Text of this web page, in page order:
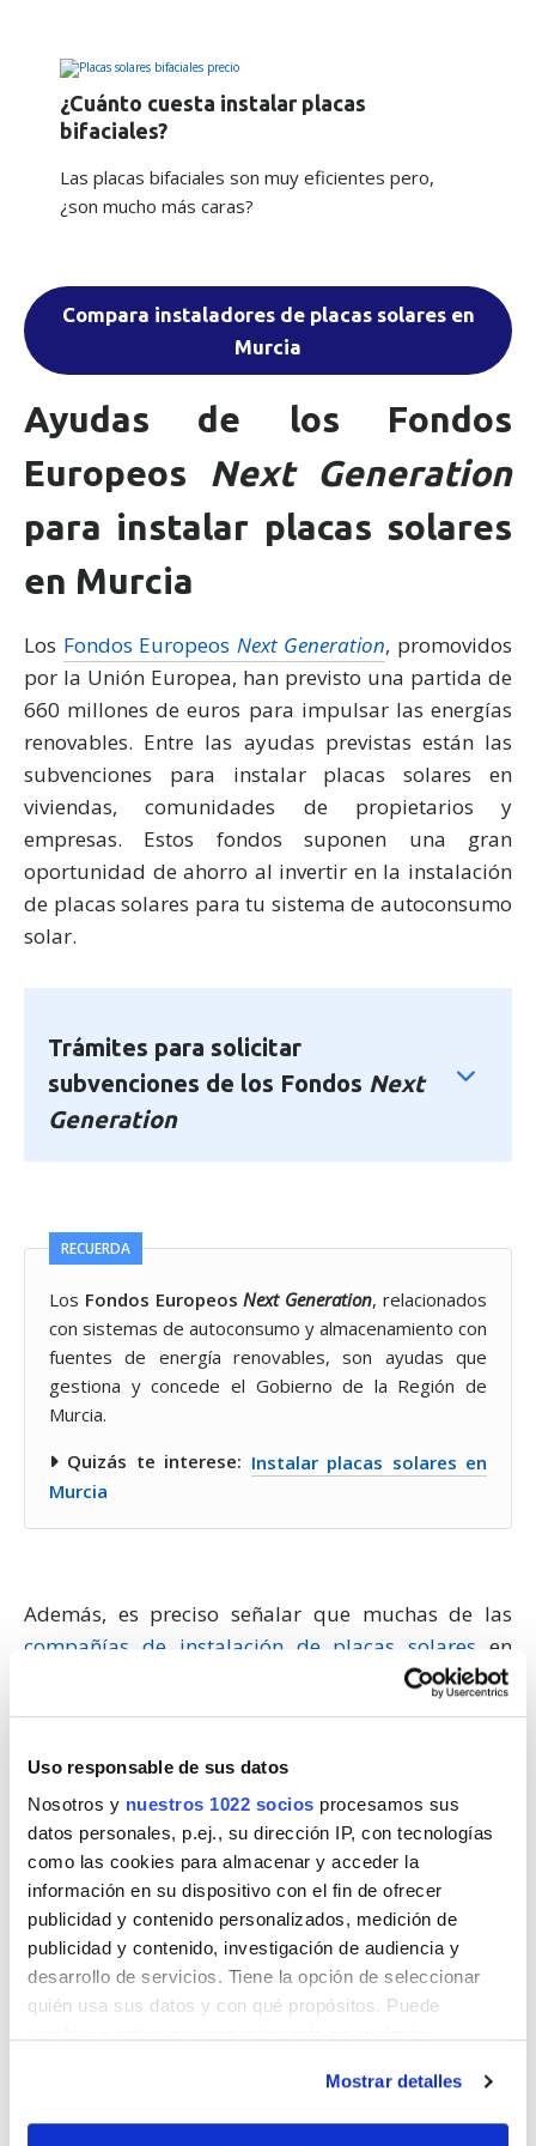
Uso responsable de sus datos
Nosotros y nuestros 1022 socios procesamos sus
datos personales, p.ej., su dirección IP, con tecnologías
como las cookies para almacenar y acceder la
información en su dispositivo con el fin de ofrecer
publicidad y contenido personalizados, medición de
publicidad y contenido, investigación de audiencia y
desarrollo de servicios. Tiene la opción de seleccionar
quién usa sus datos y con qué propósitos. Puede
Mostrar detalles
¿Cuánto cuesta instalar placas
bifaciales?
Las placas bifaciales son muy eficientes pero,
¿son mucho más caras?
Compara instaladores de placas solares en
Murcia
Ayudas de los Fondos
Europeos Next Generation
para instalar placas solares
en Murcia
Los Fondos Europeos Next Generation, promovidos
por la Unión Europea, han previsto una partida de
660 millones de euros para impulsar las energías
renovables. Entre las ayudas previstas están las
subvenciones para instalar placas solares en
viviendas, comunidades de propietarios y
empresas. Estos fondos suponen una gran
oportunidad de ahorro al invertir en la instalación
de placas solares para tu sistema de autoconsumo
solar.
Trámites para solicitar
subvenciones de los Fondos Next
Generation
RECUERDA
Los Fondos EuropeosNext Generation, relacionados
con sistemas de autoconsumo y almacenamiento con
fuentes de energía renovables, son ayudas que
gestiona y concede el Gobierno de la Región de
Murcia.
Quizás te interese: Instalar placas solares en
Murcia
Además, es preciso señalar que muchas de las
compañías de instalación de placas solares en
Murcia ofrecen la posibilidad de gestionar y
solicitar la subvención prevista en los Fondos
con servicios legales solventes que se asegurarán
de que el procedimiento se realice conforme a la
normativa vigente y que se cumplan los plazos
establecidos.
Encuentra un instalador de
placas solares en Murcia
Murcia cuenta con algunas de
las mejores
comprometidas con el precio, la calidad, la